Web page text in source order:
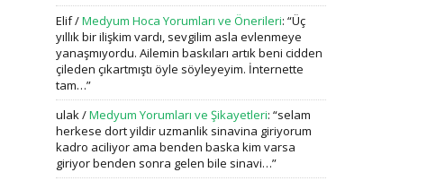
Elif/Medyum Hoca Yorumları ve Önerileri: “Üç
yıllık bir ilişkim vardı, sevgilim asla evlenmeye
yanaşmıyordu. Ailemin baskıları artık beni cidden
çileden çıkartmıştı öyle söyleyeyim. İnternette
tam…”
ulak/Medyum Yorumları ve Şikayetleri: “selam
herkese dort yildir uzmanlik sinavina giriyorum
kadro aciliyor ama benden baska kim varsa
giriyor benden sonra gelen bile sinavi…”